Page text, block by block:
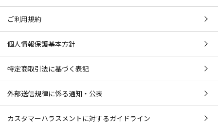
ご利用規約
個人情報保護基本方針
特定商取引法に基づく表記
外部送信規律に係る通知・公表
カスタマーハラスメントに対するガイドライン